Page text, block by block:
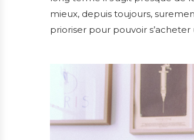
mieux, depuis toujours,
prioriser pour pouvoir